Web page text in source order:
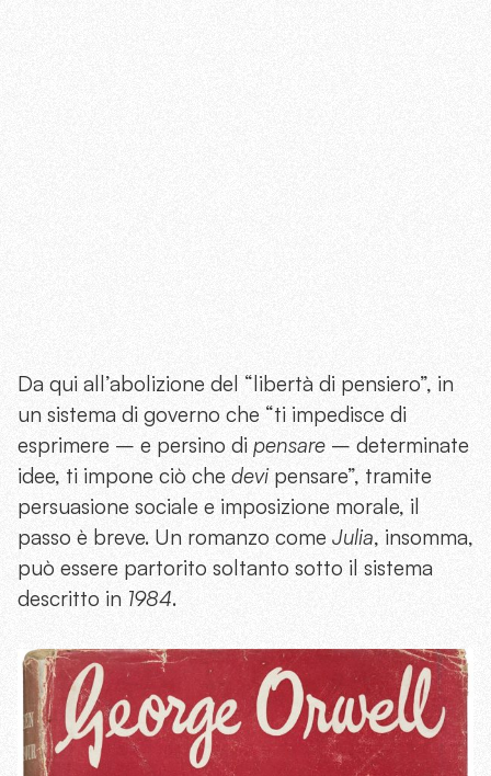
Da qui all’abolizione del “libertà di pensiero”, in
un sistema di governo che “ti impedisce di
esprimere – e persino di pensare – determinate
idee, ti impone ciò che devipensare”, tramite
persuasione sociale e imposizione morale, il
passo è breve. Un romanzo come Julia, insomma,
può essere partorito soltanto sotto il sistema
descritto in 1984.